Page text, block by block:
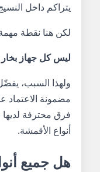
يتراكم داخل
لكن هنا نقطة
ليس كل جهاز
ولهذا السبب،
مضمونة الاعتماد
فرق محترفة
أنواع الأقمشة.
هل جميع